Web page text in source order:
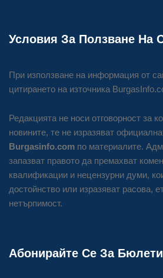
Условия За Ползване На
При използване на информация от
цитирането на източника
Редакцията не носи отговорност за
новините, те не изразяват
Burgasinfo.com по материалите.
запазват правото да премахват
квалификации и нецензурни думи,
достойнство или изразяват расова,
нетърпимост.
Абонирайте Се За